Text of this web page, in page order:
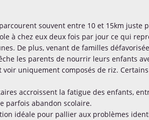
souvent entre 10 et 15km juste
à chez eux deux fois par jour ce qui
De plus, venant de familles
les parents de nourrir leurs enfants
uniquement composés de riz.
accroissent la fatigue des enfants,
parfois abandon scolaire.
idéale pour pallier aux problèmes